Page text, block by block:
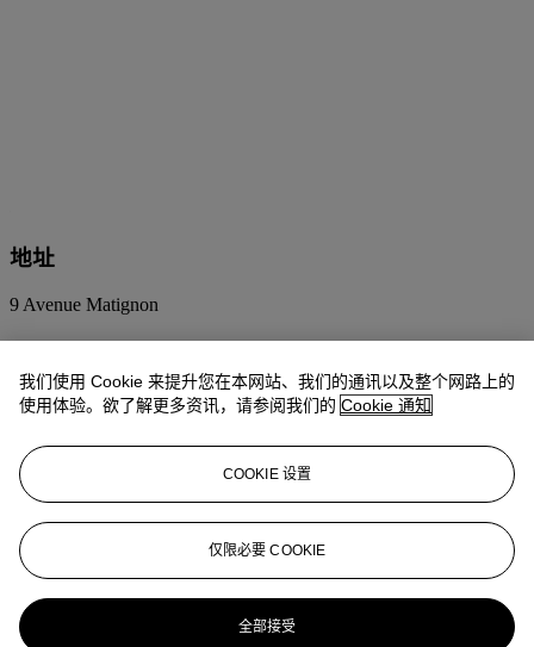
地址
9 Avenue Matignon
11月28日10:00 – 18:00
10:00 – 18:00
12月2日10:00 – 14:00
联络我们
+33 (0) 1 40 76 85 85 clientservicesparis@christies.com
我们使用 Cookie 来提升您在本网站、我们的通讯以及整个网路上的
使用体验。欲了解更多资讯，请参阅我们的 Cookie 通知
COOKIE 设置
仅限必要 COOKIE
全部接受